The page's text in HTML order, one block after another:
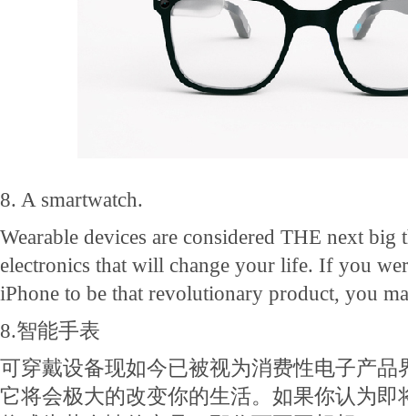
8. A smartwatch.
Wearable devices are considered THE next big
electronics that will change your life. If you
iPhone to be that revolutionary product, you
8.智能手表
可穿戴设备现如今已被视为消费性电子产品
它将会极大的改变你的生活。如果你认为即